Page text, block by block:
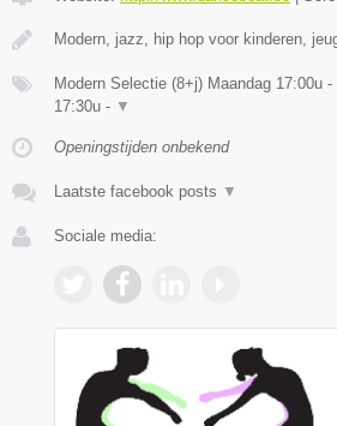
Modern, jazz, hip hop voor kinderen,
Modern Selectie (8+j) Maandag 17:00u
17:30u - ▼
Openingstijden onbekend
Laatste facebook posts ▼
Sociale media: